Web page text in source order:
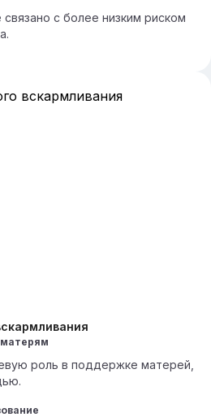
с более низким риском
роль в поддержке матерей,